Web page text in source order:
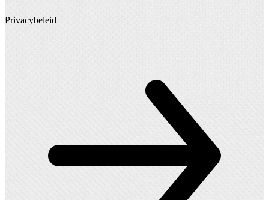
Privacybeleid